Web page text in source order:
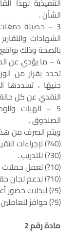
التنفيذية لهذا
الشأن .
3 – حصيلة
الشهادات
بالصحة وذلك بواقع
4 – ما يؤدي عن
تحدد بقرار من
جنيهًا ، تسددها
النقدي عن كل
5 – الهبات
الصندوق .
ويتم الصرف من
(40?) لإجراءات التقييم المستقل .
(30?) للتدريب .
(10?) لعمل حملات توعية عن الصحة النفسية بالمجتمع .
(10?) لدعم لجان حقوق المرضي .
(5?) لبدلات حضور أعضاء مجالس الصحة النفسية .
(5?) حوافز للعاملين بالصحة النفسية .
مادة رقم 2